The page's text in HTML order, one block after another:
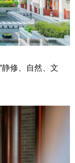
修、自然、文